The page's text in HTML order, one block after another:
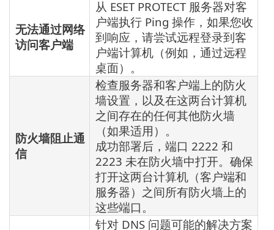
无法通过网络
访问客户端
从 ESET PROTECT 服务器对客
户端执行 Ping 操作，如果您收
到响应，请尝试远程登录到客
户端计算机（例如，通过远程
桌面）。
防火墙阻止通
信
检查服务器和客户端上的防火
墙设置，以及在这两台计算机
之间存在的任何其他防火墙
（如果适用）。
成功部署后，端口 2222 和
2223 未在防火墙中打开。确保
打开这两台计算机（客户端和
服务器）之间所有防火墙上的
这些端口。
针对 DNS 问题可能的解决方案